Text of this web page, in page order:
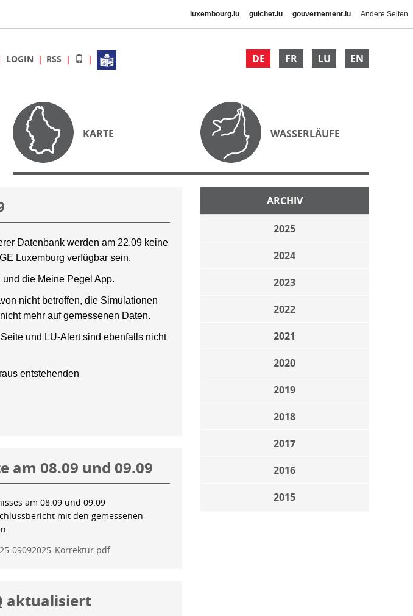
luxembourg.lu guichet.lu gouvernement.lu Andere Seiten
DE FR LU EN
LOGIN RSS
KARTE WASSERLÄUFE
ARCHIV
2025
2024
2023
2022
2021
2020
2019
2018
2017
2016
2015
Datenbank werden am 22.09 keine
Luxemburg verfügbar sein.
die Meine Pegel App.
nicht betroffen, die Simulationen
mehr auf gemessenen Daten.
und LU-Alert sind ebenfalls nicht
entstehenden
am 08.09 und 09.09
am 08.09 und 09.09
mit den gemessenen
09092025_Korrektur.pdf
aktualisiert